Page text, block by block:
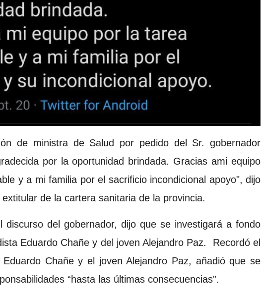
de ministra de Salud por pedido del Sr. gobernador
por la oportunidad brindada. Gracias ami equipo
y a mi familia por el sacrificio incondicional apoyo", dijo
de la cartera sanitaria de la provincia.
discurso del gobernador, dijo que se investigará a fondo
Eduardo Chañe y del joven Alejandro Paz. Recordó el
Chañe y el joven Alejandro Paz, añadió que se
“hasta las últimas consecuencias”.